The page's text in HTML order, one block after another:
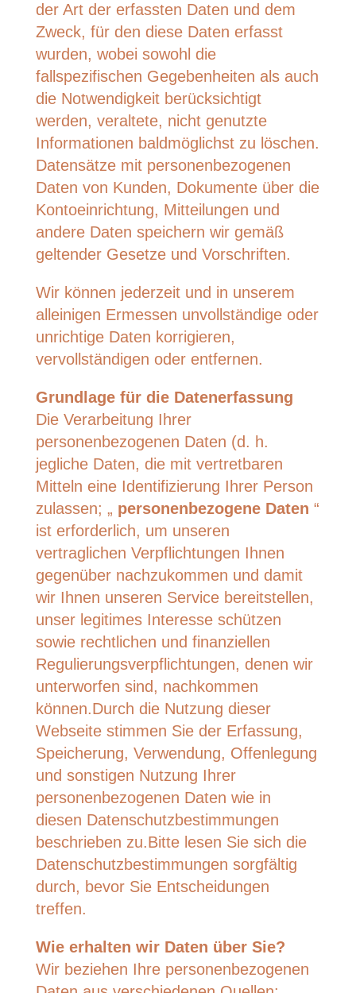
der Art der erfassten Daten und dem
Zweck, für den diese Daten erfasst
wurden, wobei sowohl die
fallspezifischen Gegebenheiten als auch
die Notwendigkeit berücksichtigt
werden, veraltete, nicht genutzte
Informationen baldmöglichst zu löschen.
Datensätze mit personenbezogenen
Daten von Kunden, Dokumente über die
Kontoeinrichtung, Mitteilungen und
andere Daten speichern wir gemäß
geltender Gesetze und Vorschriften.
Wir können jederzeit und in unserem
alleinigen Ermessen unvollständige oder
unrichtige Daten korrigieren,
vervollständigen oder entfernen.
Grundlage für die Datenerfassung
Die Verarbeitung Ihrer
personenbezogenen Daten (d. h.
jegliche Daten, die mit vertretbaren
Mitteln eine Identifizierung Ihrer Person
zulassen; „ personenbezogene Daten “
ist erforderlich, um unseren
vertraglichen Verpflichtungen Ihnen
gegenüber nachzukommen und damit
wir Ihnen unseren Service bereitstellen,
unser legitimes Interesse schützen
sowie rechtlichen und finanziellen
Regulierungsverpflichtungen, denen wir
unterworfen sind, nachkommen
können.Durch die Nutzung dieser
Webseite stimmen Sie der Erfassung,
Speicherung, Verwendung, Offenlegung
und sonstigen Nutzung Ihrer
personenbezogenen Daten wie in
diesen Datenschutzbestimmungen
beschrieben zu.Bitte lesen Sie sich die
Datenschutzbestimmungen sorgfältig
durch, bevor Sie Entscheidungen
treffen.
Wie erhalten wir Daten über Sie?
Wir beziehen Ihre personenbezogenen